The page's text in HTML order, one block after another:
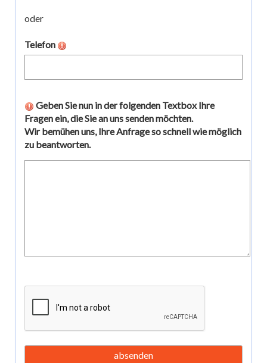
oder
Telefon
Geben Sie nun in der folgenden Textbox Ihre
Fragen ein, die Sie an uns senden möchten.
Wir bemühen uns, Ihre Anfrage so schnell wie möglich
zu beantworten.